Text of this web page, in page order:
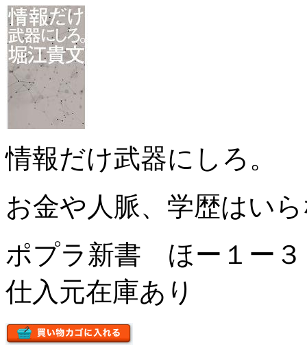
情報だけ武器にしろ。
お金や人脈、学歴はい
ポプラ新書 ほー１ー
仕入元在庫あり